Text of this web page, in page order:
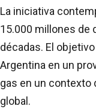
La iniciativa
15.000 millones de
décadas. El
Argentina en un
gas en un contexto
global.